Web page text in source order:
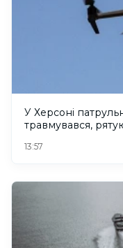
У Херсоні
травмувався,
13:57